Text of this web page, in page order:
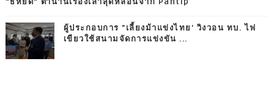
ผู้ประกอบการ "เลี้ยงม้าแข่งไทย' วิงวอน ทบ. ไฟ
เขียวใช้สนามจัดการแข่งขัน ...